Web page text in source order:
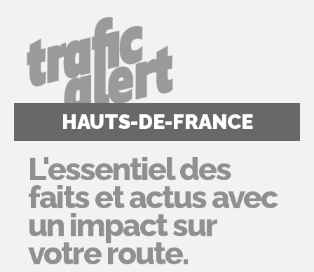
HAUTS-DE-FRANCE
L'essentiel des
faits et actus avec
un impact sur
votre route.